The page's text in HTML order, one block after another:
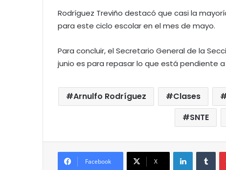
Rodríguez Treviño destacó que casi la
para este ciclo escolar en el mes de mayo.
Para concluir, el Secretario General de la
junio es para repasar lo que está pendiente
Arnulfo Rodríguez Clases
SNTE
Facebook X
LinkedIn